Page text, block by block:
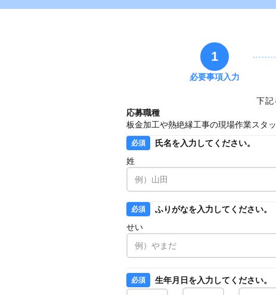
1
必要事項入力
下記
応募職種
板金加工や熱絶縁工事の現場作業スタ
必須
氏名を入力してください。
姓
必須
ふりがなを入力してください。
せい
必須 生年月日を入力してください。